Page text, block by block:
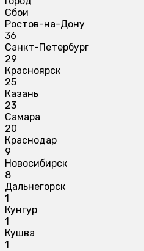
Сбои
Ростов-на-Дону
36
Санкт-Петербург
29
Красноярск
25
Казань
23
Самара
20
Краснодар
9
Новосибирск
8
Дальнегорск
1
Кунгур
1
Кушва
1